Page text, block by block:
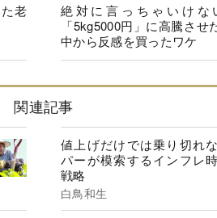
老
絶対に言っちゃいけな
「5kg5000円」に高騰させ
中から反感を買ったワケ
関連記事
値上げだけでは乗り切れ
パーが模索するインフレ
戦略
白鳥和生